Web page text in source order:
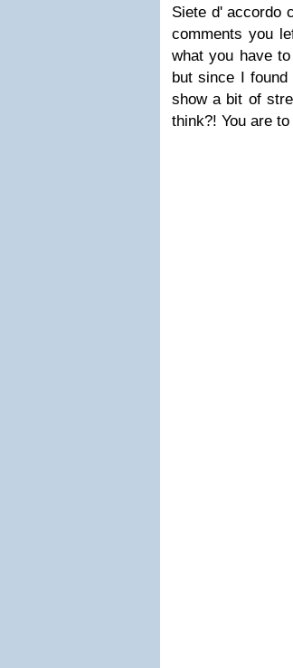
Siete d' accordo
comments you
what you have
but since I
show a bit of
think?! You are